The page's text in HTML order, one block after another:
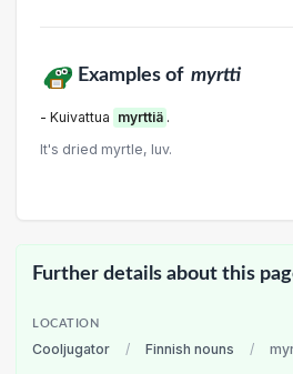
Examples of myrtti
- Kuivattua myrttiä .
It's dried myrtle, luv.
Further details about this
LOCATION
Cooljugator / Finnish nouns /